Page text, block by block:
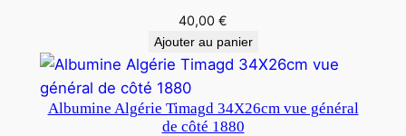
40,00 €
Ajouter au panier
Albumine Algérie Timagd 34X26cm vue général
de côté 1880